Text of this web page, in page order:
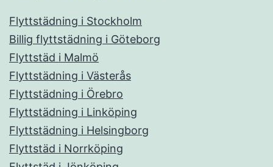
Flyttstädning i Stockholm
Billig flyttstädning i Göteborg
Flyttstäd i Malmö
Flyttstädning i Västerås
Flyttstädning i Örebro
Flyttstädning i Linköping
Flyttstädning i Helsingborg
Flyttstäd i Norrköping